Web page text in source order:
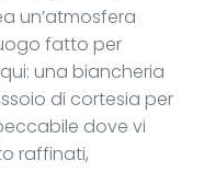
un’atmosfera
fatto per
una biancheria
di cortesia per
dove vi
raffinati,